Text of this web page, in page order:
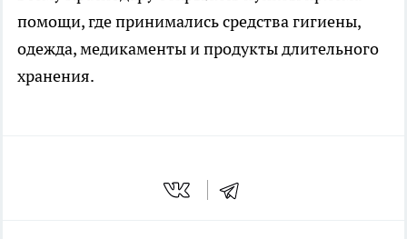
помощи, где принимались средства гигиены,
одежда, медикаменты и продукты длительного
хранения.